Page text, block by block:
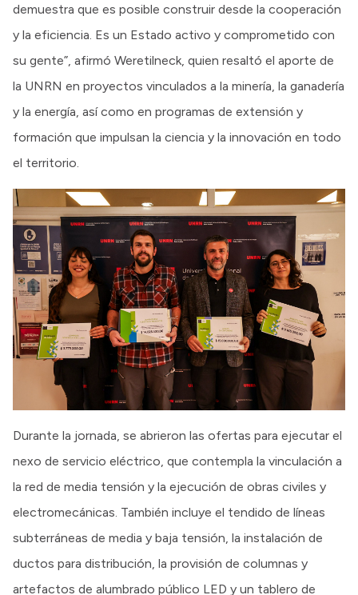
demuestra que es posible construir desde la cooperación
y la eficiencia. Es un Estado activo y comprometido con
su gente”, afirmó Weretilneck, quien resaltó el aporte de
la UNRN en proyectos vinculados a la minería, la ganadería
y la energía, así como en programas de extensión y
formación que impulsan la ciencia y la innovación en todo
el territorio.
Durante la jornada, se abrieron las ofertas para ejecutar el
nexo de servicio eléctrico, que contempla la vinculación a
la red de media tensión y la ejecución de obras civiles y
electromecánicas. También incluye el tendido de líneas
subterráneas de media y baja tensión, la instalación de
ductos para distribución, la provisión de columnas y
artefactos de alumbrado público LED y un tablero de